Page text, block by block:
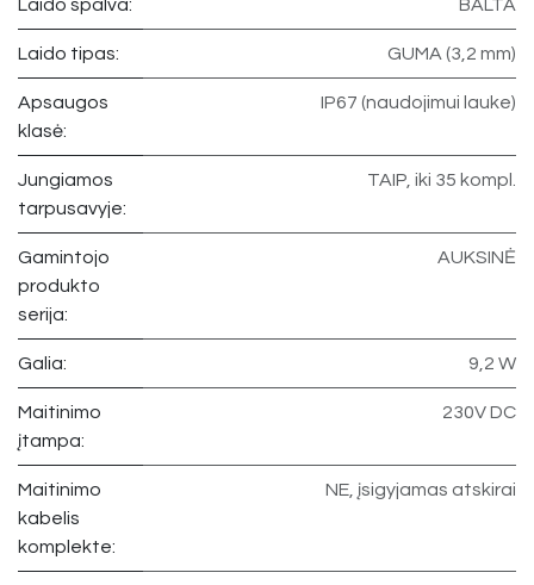
Laido spalva: BALTA
Laido tipas: GUMA (3,2 mm)
Apsaugos
klasė:
IP67 (naudojimui lauke)
Jungiamos
tarpusavyje:
TAIP, iki 35 kompl.
Gamintojo
produkto
serija:
AUKSINĖ
Galia: 9,2 W
Maitinimo
įtampa:
230V DC
Maitinimo
kabelis
komplekte:
NE, įsigyjamas atskirai